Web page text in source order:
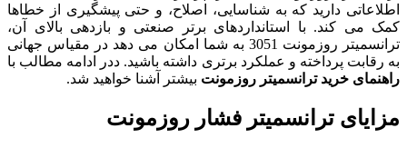
اطلاعاتی دارید که به شناسایی، اصلاح، و حتی پیشگیری از خطاها
کمک می کند. با استانداردهای برتر صنعتی و بازدهی بالای آن،
ترانسمیتر روزمونت 3051 به شما امکان می دهد در مقیاس جهانی
به رقابت پرداخته و عملکرد برتری داشته باشید. ددر ادامه مطالب با
راهنمای خرید ترانسمیتر روزمونت بیشتر آشنا خواهید شد.
مزایای ترانسمیتر فشار روزمونت